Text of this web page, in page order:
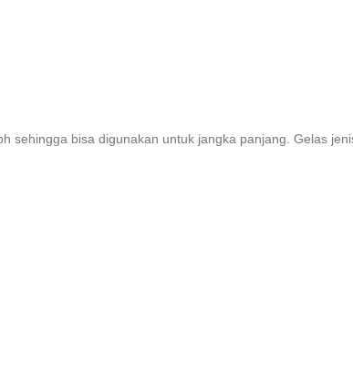
bisa digunakan untuk jangka panjang. Gelas